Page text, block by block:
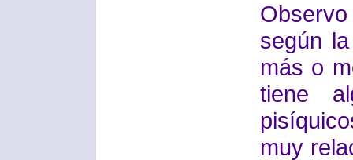
según
más o
tiene
muy